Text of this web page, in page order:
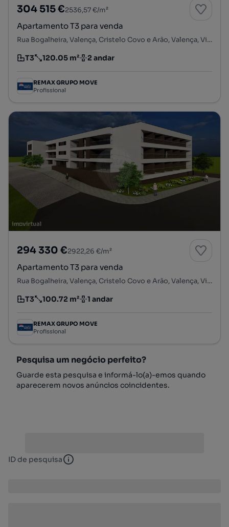
304 515 €2536,57 €/m²
Apartamento T3 para venda
Rua Bogalheira, Valença, Cristelo Covo e Arão, Valença, Viana do Castelo
Tipologia
T3
Preço por metro quadrado
120.05 m²
Andar 2 andar
REMAX GRUPO MOVE
Profissional
294 330 €2922,26 €/m²
Apartamento T3 para venda
Rua Bogalheira, Valença, Cristelo Covo e Arão, Valença, Viana do Castelo
Tipologia
T3
Preço por metro quadrado
100.72 m²
Andar 1 andar
REMAX GRUPO MOVE
Profissional
Pesquisa um negócio perfeito?
Guarde esta pesquisa e informá-lo(a)-emos quando
aparecerem novos anúncios coincidentes.
ID de pesquisa ID de pesquisa